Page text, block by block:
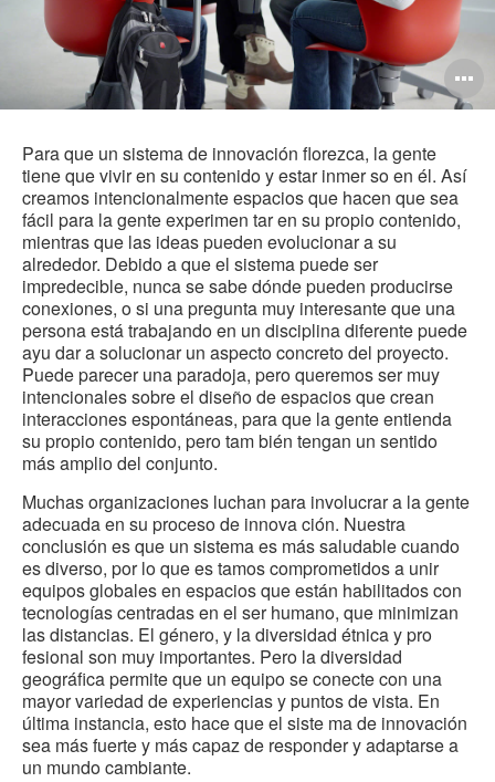
Para que un sistema de innovación florezca, la gente
tiene que vivir en su contenido y estar inmer so en él. Así
creamos intencionalmente espacios que hacen que sea
fácil para la gente experimen tar en su propio contenido,
mientras que las ideas pueden evolucionar a su
alrededor. Debido a que el sistema puede ser
impredecible, nunca se sabe dónde pueden producirse
conexiones, o si una pregunta muy interesante que una
persona está trabajando en un disciplina diferente puede
ayu dar a solucionar un aspecto concreto del proyecto.
Puede parecer una paradoja, pero queremos ser muy
intencionales sobre el diseño de espacios que crean
interacciones espontáneas, para que la gente entienda
su propio contenido, pero tam bién tengan un sentido
más amplio del conjunto.
Muchas organizaciones luchan para involucrar a la gente
adecuada en su proceso de innova ción. Nuestra
conclusión es que un sistema es más saludable cuando
es diverso, por lo que es tamos comprometidos a unir
equipos globales en espacios que están habilitados con
tecnologías centradas en el ser humano, que minimizan
las distancias. El género, y la diversidad étnica y pro
fesional son muy importantes. Pero la diversidad
geográfica permite que un equipo se conecte con una
mayor variedad de experiencias y puntos de vista. En
última instancia, esto hace que el siste ma de innovación
sea más fuerte y más capaz de responder y adaptarse a
un mundo cambiante.